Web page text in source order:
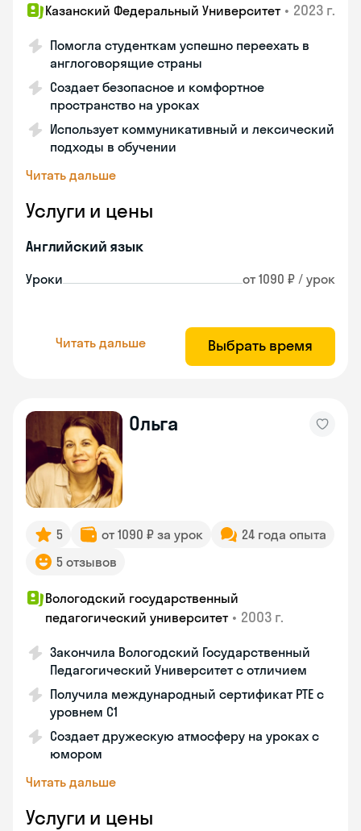
Казанский Федеральный Университет • 2023 г.
Помогла студенткам успешно переехать в
англоговорящие страны
Создает безопасное и комфортное
пространство на уроках
Использует коммуникативный и лексический
подходы в обучении
Читать дальше
Услуги и цены
Английский язык
Уроки от 1090 ₽ / урок
Читать дальше Выбрать время
Ольга
5 от 1090 ₽ за урок
24 года опыта
5 отзывов
Вологодский государственный
педагогический университет • 2003 г.
Закончила Вологодский Государственный
Педагогический Университет с отличием
Получила международный сертификат PTE с
уровнем C1
Создает дружескую атмосферу на уроках с
юмором
Читать дальше
Услуги и цены